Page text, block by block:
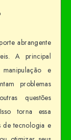
abrangente
A principal
e
problemas
questões
torna essa
de tecnologia e